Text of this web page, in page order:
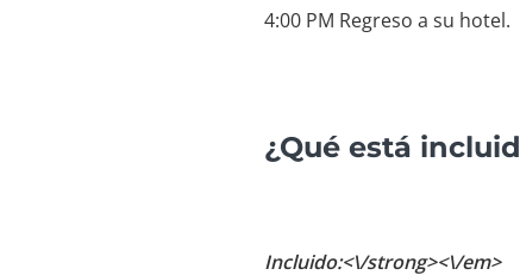
4:00 PM Regreso a su hotel.
¿Qué está
Incluido:<\/strong><\/em>